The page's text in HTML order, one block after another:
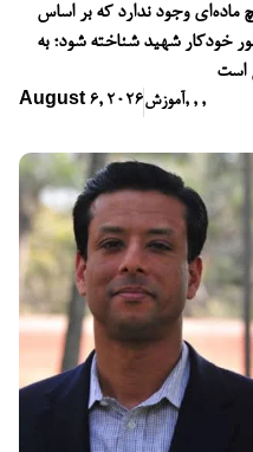
وجود ندارد که بر اساس
خودکار شهید شناخته شود؛ به
است
August 6, 2026آموزش, , ,